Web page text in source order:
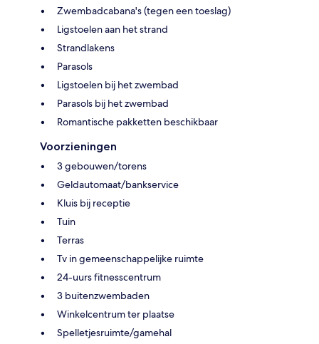
Zwembadcabana's (tegen een toeslag)
Ligstoelen aan het strand
Strandlakens
Parasols
Ligstoelen bij het zwembad
Parasols bij het zwembad
Romantische pakketten beschikbaar
Voorzieningen
3 gebouwen/torens
Geldautomaat/bankservice
Kluis bij receptie
Tuin
Terras
Tv in gemeenschappelijke ruimte
24-uurs fitnesscentrum
3 buitenzwembaden
Winkelcentrum ter plaatse
Spelletjesruimte/gamehal